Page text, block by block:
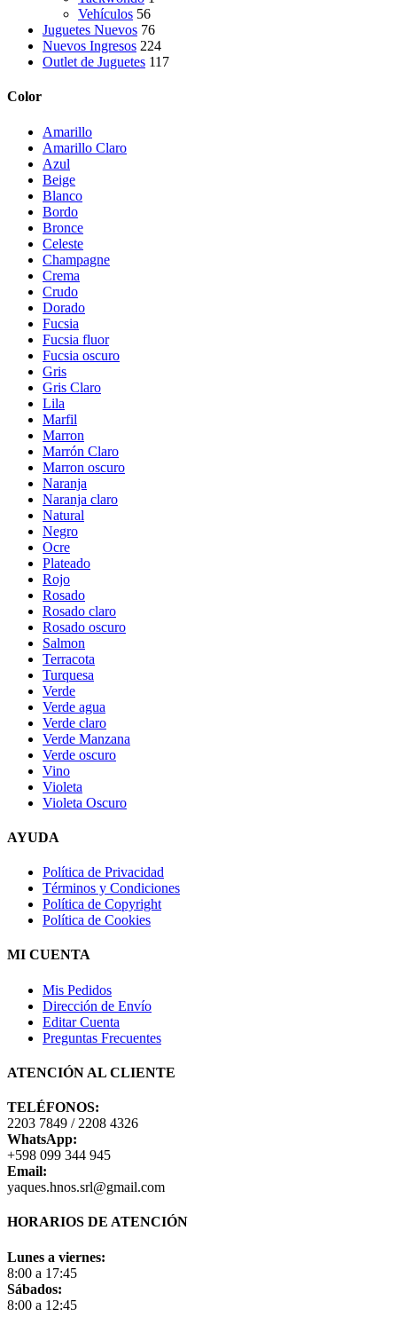
Vehículos 56
Juguetes Nuevos 76
Nuevos Ingresos 224
Outlet de Juguetes 117
Color
Amarillo
Amarillo Claro
Azul
Beige
Blanco
Bordo
Bronce
Celeste
Champagne
Crema
Crudo
Dorado
Fucsia
Fucsia fluor
Fucsia oscuro
Gris
Gris Claro
Lila
Marfil
Marron
Marrón Claro
Marron oscuro
Naranja
Naranja claro
Natural
Negro
Ocre
Plateado
Rojo
Rosado
Rosado claro
Rosado oscuro
Salmon
Terracota
Turquesa
Verde
Verde agua
Verde claro
Verde Manzana
Verde oscuro
Vino
Violeta
Violeta Oscuro
AYUDA
Política de Privacidad
Términos y Condiciones
Política de Copyright
Política de Cookies
MI CUENTA
Mis Pedidos
Dirección de Envío
Editar Cuenta
Preguntas Frecuentes
ATENCIÓN AL CLIENTE
TELÉFONOS:
2203 7849 / 2208 4326
WhatsApp:
+598 099 344 945
Email:
yaques.hnos.srl@gmail.com
HORARIOS DE ATENCIÓN
Lunes a viernes:
8:00 a 17:45
Sábados:
8:00 a 12:45